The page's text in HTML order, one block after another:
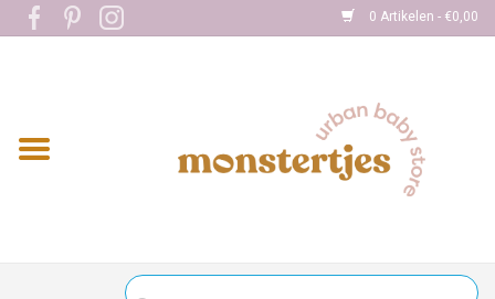
0 Artikelen - €0,00
Home
Kleding